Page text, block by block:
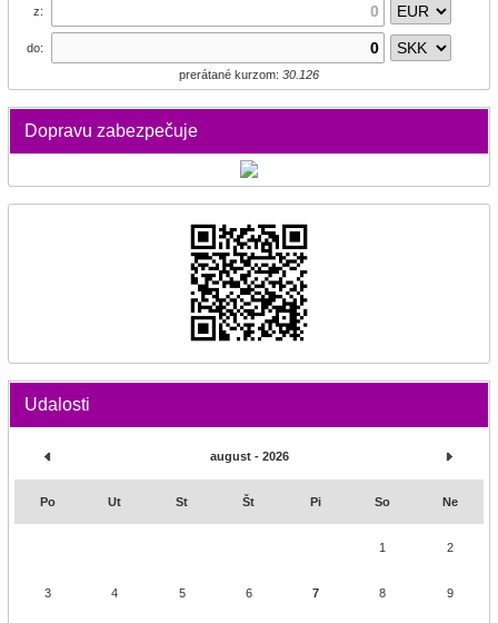
z:
do:
prerátané kurzom: 30.126
Dopravu zabezpečuje
Udalosti
august - 2026
Po Ut St Št Pi So Ne
1 2
3 4 5 6 7 8 9